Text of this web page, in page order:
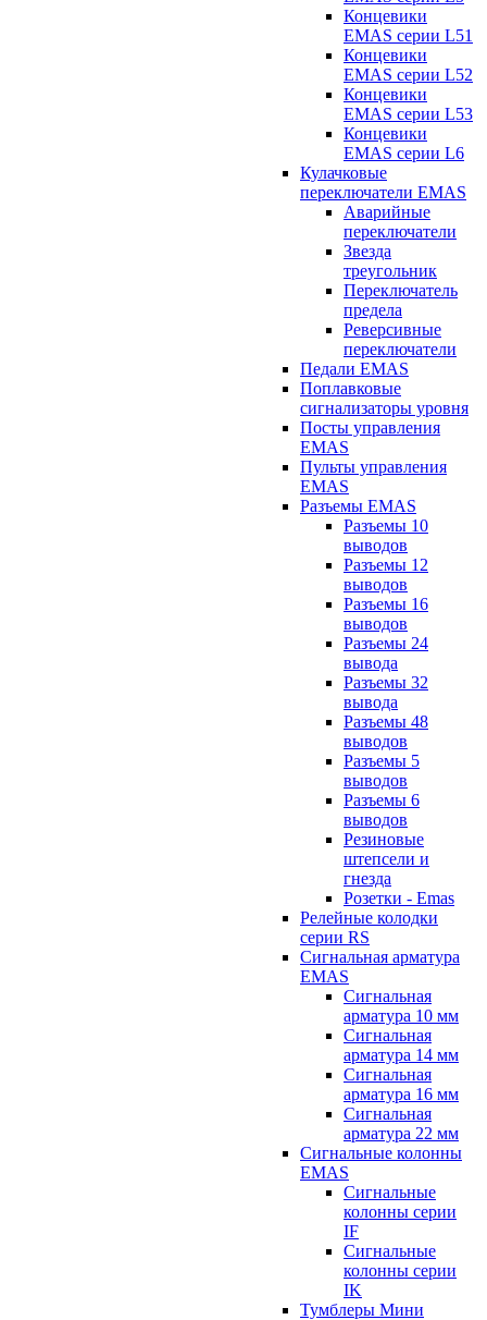
Концевики
EMAS серии L51
Концевики
EMAS серии L52
Концевики
EMAS серии L53
Концевики
EMAS серии L6
Кулачковые
переключатели EMAS
Аварийные
переключатели
Звезда
треугольник
Переключатель
предела
Реверсивные
переключатели
Педали EMAS
Поплавковые
сигнализаторы уровня
Посты управления
EMAS
Пульты управления
EMAS
Разъемы EMAS
Разъемы 10
выводов
Разъемы 12
выводов
Разъемы 16
выводов
Разъемы 24
вывода
Разъемы 32
вывода
Разъемы 48
выводов
Разъемы 5
выводов
Разъемы 6
выводов
Резиновые
штепсели и
гнезда
Розетки - Emas
Релейные колодки
серии RS
Сигнальная арматура
EMAS
Сигнальная
арматура 10 мм
Сигнальная
арматура 14 мм
Сигнальная
арматура 16 мм
Сигнальная
арматура 22 мм
Сигнальные колонны
EMAS
Сигнальные
колонны серии
IF
Сигнальные
колонны серии
IK
Тумблеры Мини